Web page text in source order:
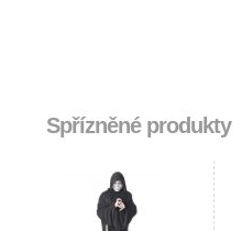
Spřízněné produkty